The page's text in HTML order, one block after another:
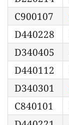
C900107
D440228
D340405
D440112
D340301
C840101